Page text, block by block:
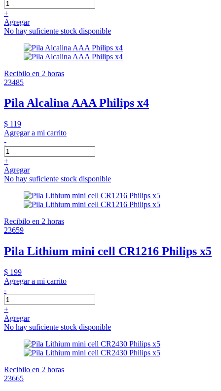
+
Agregar
No hay suficiente stock disponible
Recibilo en 2 horas
23485
Pila Alcalina AAA Philips x4
$ 119
Agregar a mi carrito
-
+
Agregar
No hay suficiente stock disponible
Recibilo en 2 horas
23659
Pila Lithium mini cell CR1216 Philips x5
$ 199
Agregar a mi carrito
-
+
Agregar
No hay suficiente stock disponible
Recibilo en 2 horas
23665